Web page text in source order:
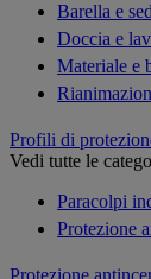
Barella e
Doccia e
Materiale e
Profili di
Vedi tutte le
Paracolpi
Protezione
Protezione